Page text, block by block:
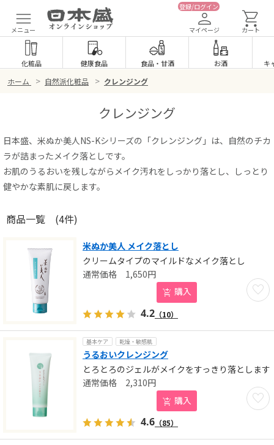
メニュー
登録/ログイン
マイページ カート
化粧品 健康食品 食品・ 甘酒 お酒 キ
ホーム > 自然派化粧品 > クレンジング
クレンジング
日本盛、米ぬか美人NS-Kシリーズの「クレンジング」は、自然のチカ
ラが詰まったメイク落としです。
お肌のうるおいを残しながらメイク汚れをしっかり落とし、しっとり
健やかな素肌に戻します。
商品一覧 (4件)
米ぬか美人 メイク落とし
クリームタイプのマイルドなメイク落とし
お気
1,650円
購入
4.2 （10）
基本ケア 乾燥・敏感肌
うるおいクレンジング
とろとろのジェルがメイクをすっきり落とします
お気
2,310円
購入
4.6 （85）